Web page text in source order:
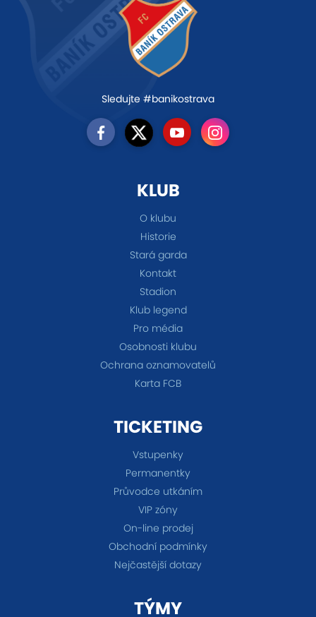
Sledujte #banikostrava
KLUB
O klubu
Historie
Stará garda
Kontakt
Stadion
Klub legend
Pro média
Osobnosti klubu
Ochrana oznamovatelů
Karta FCB
TICKETING
Vstupenky
Permanentky
Průvodce utkáním
VIP zóny
On-line prodej
Obchodní podmínky
Nejčastější dotazy
TÝMY